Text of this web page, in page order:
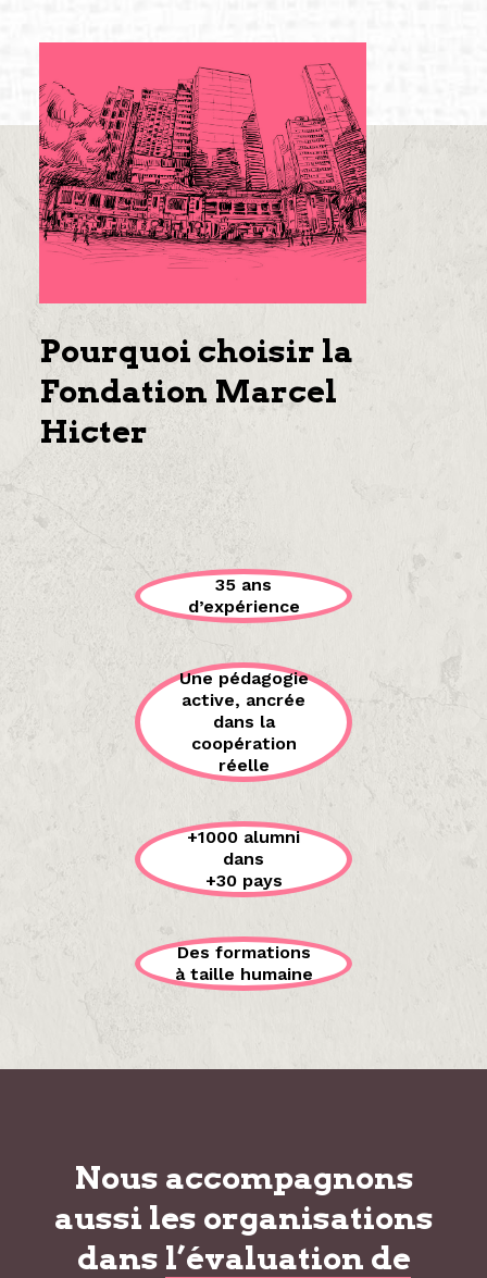
Pourquoi choisir la
Fondation Marcel
Hicter
35 ans
d’expérience
Une pédagogie
active, ancrée
dans la
coopération
réelle
+1000 alumni
dans
+30 pays
Des formations
à taille humaine
Nous accompagnons
aussi les organisations
dans l’évaluation de